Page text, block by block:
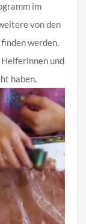
im
von den
werden.
und
haben.